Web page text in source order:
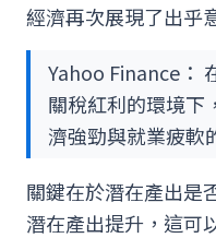
經濟再次展現了出乎
Yahoo Finance：
關稅紅利的環境下
濟強勁與就業疲軟
關鍵在於潛在產出是
潛在產出提升，這可